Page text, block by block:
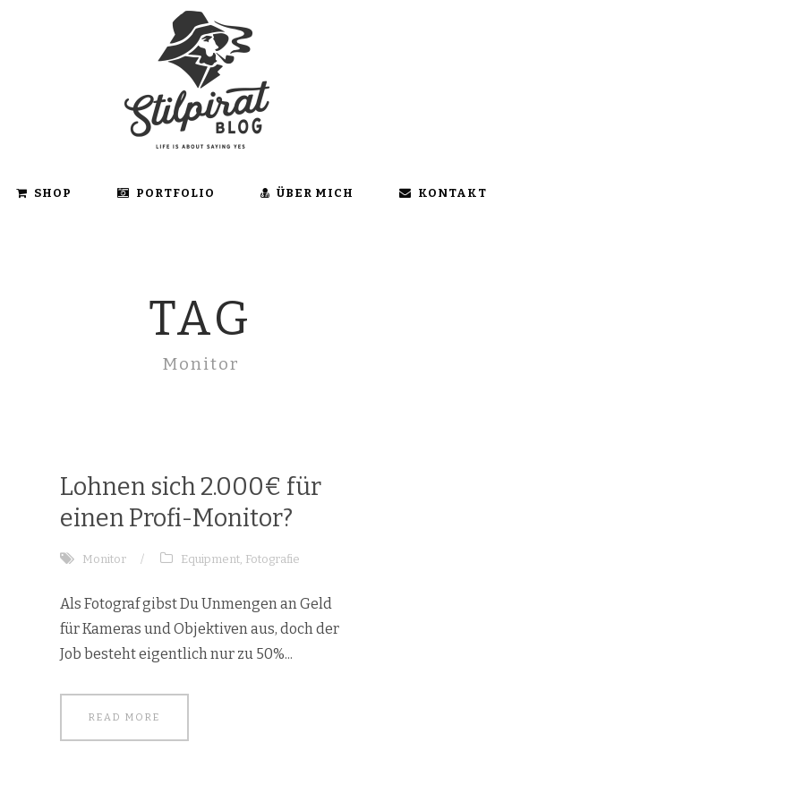
SHOP PORTFOLIO ÜBER MICH KONTAKT
TAG
Monitor
Lohnen sich 2.000€ für
einen Profi-Monitor?
Monitor / Equipment, Fotografie
Als Fotograf gibst Du Unmengen an Geld
für Kameras und Objektiven aus, doch der
Job besteht eigentlich nur zu 50%...
READ MORE